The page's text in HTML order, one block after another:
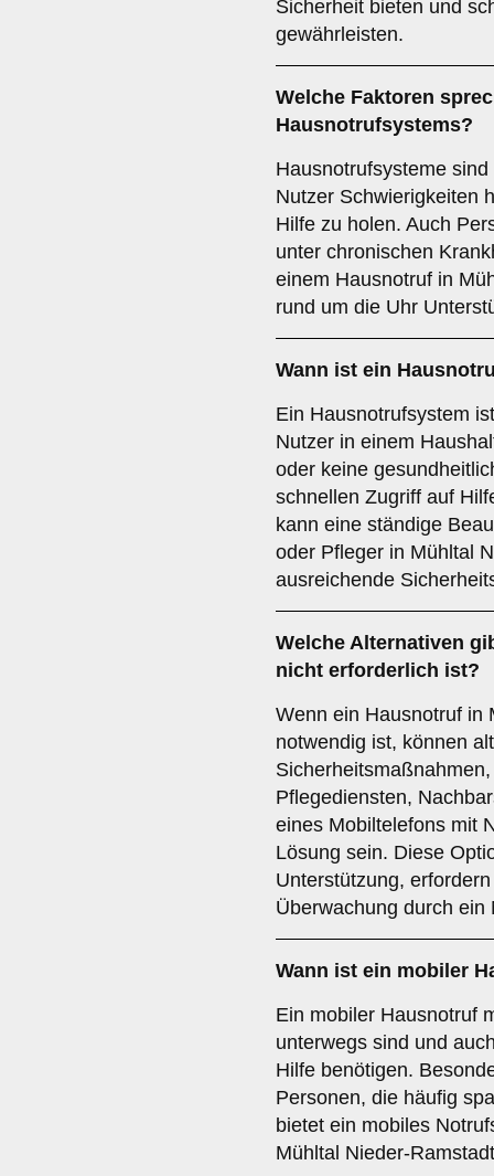
Sicherheit bieten und
gewährleisten.
Welche Faktoren
Hausnotrufsystems?
Hausnotrufsysteme
Nutzer Schwierigkeiten
Hilfe zu holen. Auch
unter chronischen
einem Hausnotruf in
rund um die Uhr
Wann ist ein
Ein Hausnotrufsystem
Nutzer in einem
oder keine
schnellen Zugriff auf
kann eine ständige
oder Pfleger in Mühltal
ausreichende
Welche Alternativen
nicht erforderlich ist?
Wenn ein Hausnotruf in
notwendig ist, können
Pflegediensten,
eines Mobiltelefons mit
Lösung sein. Diese
Unterstützung,
Überwachung durch ein
Wann ist ein mobiler
Ein mobiler Hausnotruf
unterwegs sind und
Hilfe benötigen.
Personen, die häufig
bietet ein mobiles
Mühltal Nieder-